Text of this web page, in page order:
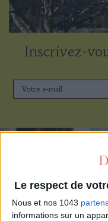
Le respect de
Nous et nos 1043
informations sur un
Inscrivez-